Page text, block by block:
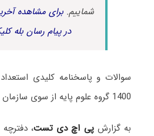
شماییم.برای مشاهده
در پیام رسان بله
سوالات و پاسخنامه کلیدی
1400 گروه علوم پایه از سوی سازمان سنجش منتشر شد.
به گزارشپی اچ دی تست،